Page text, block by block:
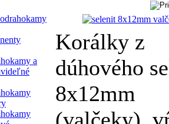
a
Korálky z
dúhového
8x12mm